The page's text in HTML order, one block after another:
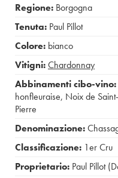
Regione: Borgogna
Tenuta: Paul Pillot
Colore: bianco
Vitigni:Chardonnay
Abbinamenti cibo-vino:
honfleuraise, Noix de
Pierre
Denominazione:
Classificazione: 1er Cru
Proprietario: Paul Pillot